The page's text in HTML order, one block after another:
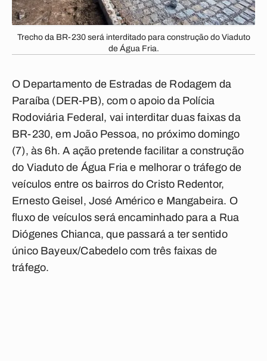
Trecho da BR-230 será interditado para construção do Viaduto
de Água Fria.
O Departamento de Estradas de Rodagem da
Paraíba (DER-PB), com o apoio da Polícia
Rodoviária Federal, vai interditar duas faixas da
BR-230, em João Pessoa, no próximo domingo
(7), às 6h. A ação pretende facilitar a construção
do Viaduto de Água Fria e melhorar o tráfego de
veículos entre os bairros do Cristo Redentor,
Ernesto Geisel, José Américo e Mangabeira. O
fluxo de veículos será encaminhado para a Rua
Diógenes Chianca, que passará a ter sentido
único Bayeux/Cabedelo com três faixas de
tráfego.